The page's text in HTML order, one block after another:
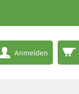
Anmelden